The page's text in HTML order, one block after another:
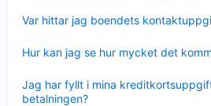
Var hittar jag boendets
mindre
Hur kan jag se hur mycket det
mindre
Jag har fyllt i mina
betalningen?
mindre